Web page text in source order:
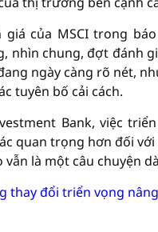
của MSCI trong
nhìn chung, đợt đánh
ngày càng rõ nét,
tuyên bố cải cách.
Bank, việc
quan trọng hơn đối
là một câu chuyện
thay đổi triển vọng